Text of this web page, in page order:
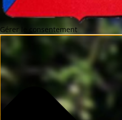
Gérer le consentement